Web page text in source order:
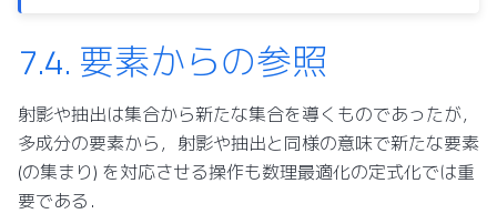
7.4. 要素からの参照
射影や抽出は集合から新たな集合を導くものであったが，
多成分の要素から，射影や抽出と同様の意味で新たな要素
(の集まり) を対応させる操作も数理最適化の定式化では重
要である．